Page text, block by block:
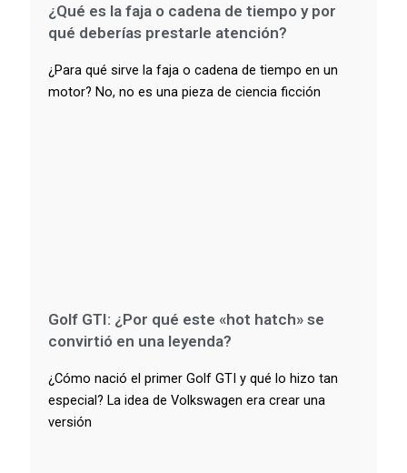
¿Qué es la faja o cadena de tiempo y por
qué deberías prestarle atención?
¿Para qué sirve la faja o cadena de tiempo en un
motor? No, no es una pieza de ciencia ficción
Golf GTI: ¿Por qué este «hot hatch» se
convirtió en una leyenda?
¿Cómo nació el primer Golf GTI y qué lo hizo tan
especial? La idea de Volkswagen era crear una
versión